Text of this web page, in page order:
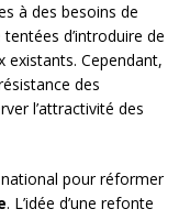
à des besoins de
d’introduire de
existants. Cependant,
des
l’attractivité des
pour réformer
. L’idée d’une refonte